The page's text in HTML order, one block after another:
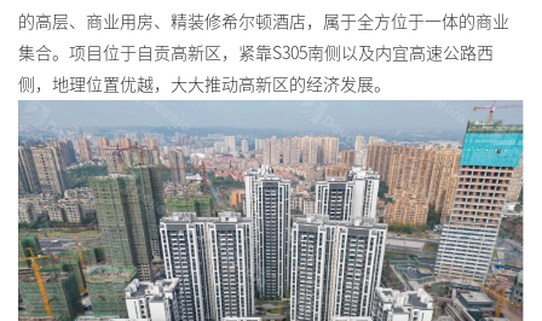
的高层、商业用房、精装修希尔顿酒店，属于全方位于一体的商业
集合。项目位于自贡高新区，紧靠S305南侧以及内宜高速公路西
侧，地理位置优越，大大推动高新区的经济发展。